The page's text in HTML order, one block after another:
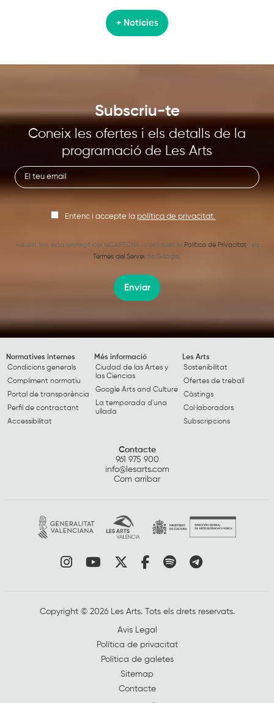
+ Notícies
Subscriu-te
Coneix les ofertes i els detalls de la
programació de Les Arts
Entenc i accepte la política de privacitat.
Aquest lloc està protegit per reCAPTCHA i s’apliquen la Política de Privacitati els
Termes del Servei de Google.
Enviar
Normatives internes
Condicions generals
Compliment normatiu
Portal de transparència
Perfil de contractant
Accessibilitat
Més informació
Ciudad de las Artes y
las Ciencias
Google Arts and Culture
La temporada d'una
ullada
Les Arts
Sostenibilitat
Ofertes de treball
Càstings
Col·laboradors
Subscripcions
Contacte
961 975 900
info@lesarts.com
Com arribar
Link a instagram
Link a youtube
Link a twitter
Link a facebook
Link a spotify
Link a
Copyright © 2026 Les Arts. Tots els drets reservats.
Avis Legal
Política de privacitat
Política de galetes
Sitemap
Contacte